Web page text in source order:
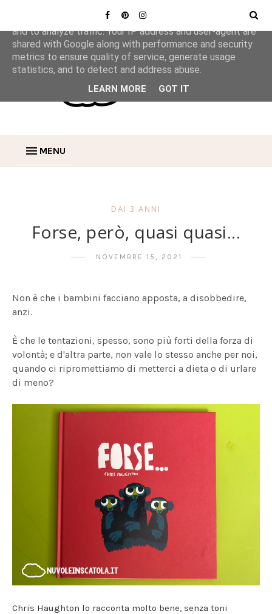
MENU
DAI 3 ANNI
Forse, però, quasi quasi...
NOVEMBRE 15, 2021
Non è che i bambini facciano apposta, a disobbedire,
anzi.
È che le tentazioni, spesso, sono più forti della forza di
volontà; e d'altra parte, non vale lo stesso anche per noi,
quando ci ripromettiamo di metterci a dieta o di urlare
di meno?
Chris Haughton lo racconta molto bene, senza toni
This site uses cookies from Google to deliver its services
and to analyze traffic. Your IP address and user-agent are
shared with Google along with performance and security
metrics to ensure quality of service, generate usage
statistics, and to detect and address abuse.
LEARN MORE GOT IT